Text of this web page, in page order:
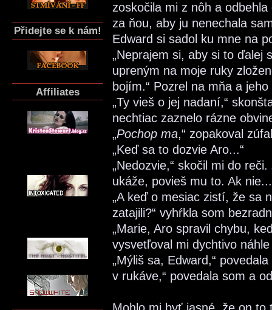
Přidejte se k nám!
Affiliates
zoskočila mi z nôh a
za ňou, aby ju nenechala
Edward si sadol ku mne na
„Neprajem si, aby si to ďalej
upreným na moje ruky
bojím.“ Pozrel na mňa a
„Ty vieš o jej nadaní,“
nechtiac zaznelo rázne
„Pochop ma,“ zopakoval
„Keď sa to dozvie Aro...“
„Nedozvie,“ skočil mi do
ukáže, povieš mu to. Ak
„A keď o mesiac zistí, že sa
zatajili?“ vyhŕkla som
„Marie, Aro spravil chybu,
vysvetľoval mi dychtivo
„Mýliš sa, Edward,“
v rukáve,“ povedala som a